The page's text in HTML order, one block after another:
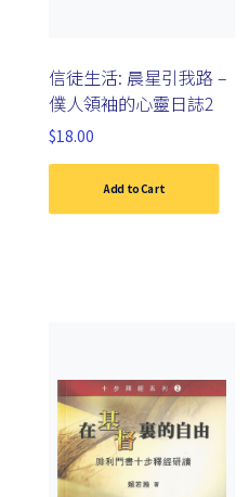
信徒生活: 晨星引我路 –
僕人領袖的心靈日誌2
$18.00
Add to Cart